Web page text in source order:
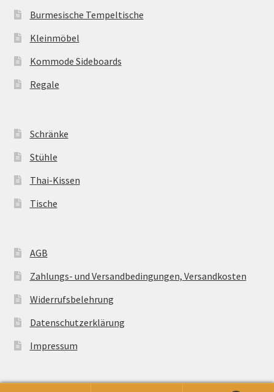
Burmesische Tempeltische
Kleinmöbel
Kommode Sideboards
Regale
Schränke
Stühle
Thai-Kissen
Tische
AGB
Zahlungs- und Versandbedingungen, Versandkosten
Widerrufsbelehrung
Datenschutzerklärung
Impressum